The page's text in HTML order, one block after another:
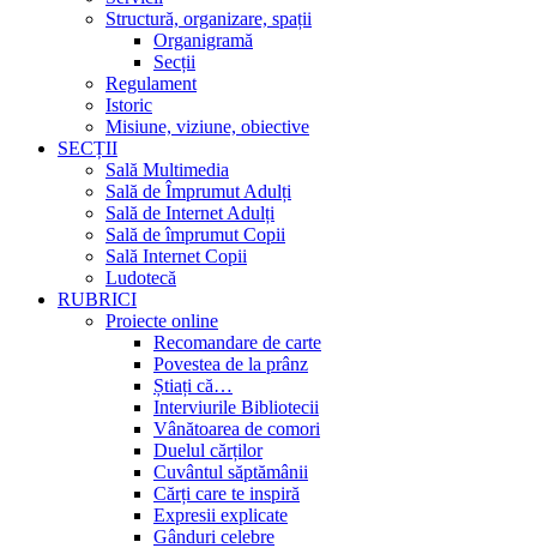
Structură, organizare, spații
Organigramă
Secții
Regulament
Istoric
Misiune, viziune, obiective
SECȚII
Sală Multimedia
Sală de Împrumut Adulți
Sală de Internet Adulți
Sală de împrumut Copii
Sală Internet Copii
Ludotecă
RUBRICI
Proiecte online
Recomandare de carte
Povestea de la prânz
Știați că…
Interviurile Bibliotecii
Vânătoarea de comori
Duelul cărților
Cuvântul săptămânii
Cărți care te inspiră
Expresii explicate
Gânduri celebre